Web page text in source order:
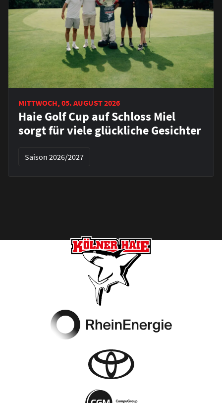
MITTWOCH, 05. AUGUST 2026
Haie Golf Cup auf Schloss Miel
sorgt für viele glückliche Gesichter
Saison 2026/2027